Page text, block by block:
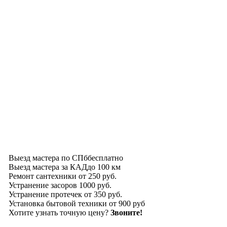
Выезд мастера по СПббесплатно
Выезд мастера за КАДдо 100 км
Ремонт сантехники от 250 руб.
Устранение засоров 1000 руб.
Устранение протечек от 350 руб.
Установка бытовой техники от 900 руб
Хотите узнать точную цену? Звоните!